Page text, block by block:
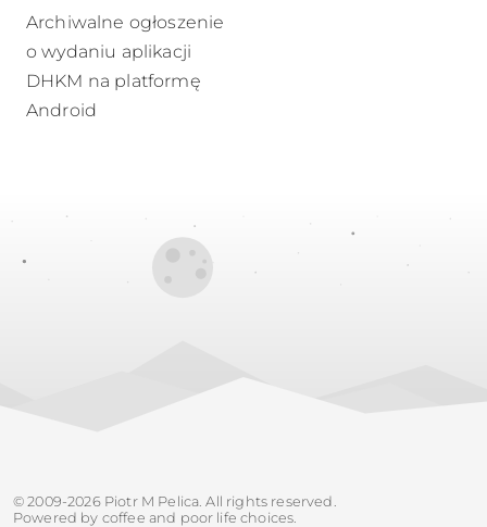
Archiwalne ogłoszenie
o wydaniu aplikacji
DHKM na platformę
Android
© 2009-2026 Piotr M Pelica. All rights reserved.
Powered by coffee and poor life choices.